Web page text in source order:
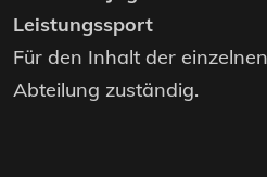
Leistungssport
Für den Inhalt der
Abteilung zuständig.